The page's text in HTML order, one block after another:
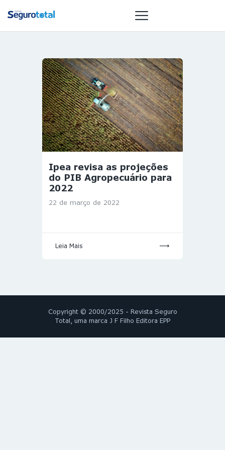
NOTÍCIAS
REVISTA
ESPECIAIS
GAIVOTA DE
OURO
ST SUMMIT
GESTORAS
HOMEST
HOME
Ipea revisa as projeções
do PIB Agropecuário para
2022
22 de março de 2022
Leia Mais
Copyright © 2000/2025 - Revista Seguro
Total, uma marca J F Filho Editora EPP